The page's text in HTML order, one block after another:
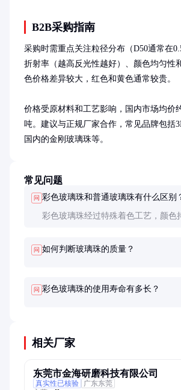
B2B采购指南
采购时需重点关注粒径分布（D50通常在
折射率（越高反光性越好）、颜色均匀性
色价格差异较大，红色和黄色通常较贵。
价格受原材料和工艺影响，国内市场均价
吨。建议与正规厂家合作，常见品牌包括
国内的金刚玻璃珠等。
常见问题
问 彩色玻璃珠和普通玻璃珠有什么区别
彩色玻璃珠经过特殊着色工艺，颜色
问 如何判断玻璃珠的质量？
问 彩色玻璃珠的使用寿命有多长？
相关厂家
东莞市金海研磨科技有限公司
真实性已核验
广东东莞